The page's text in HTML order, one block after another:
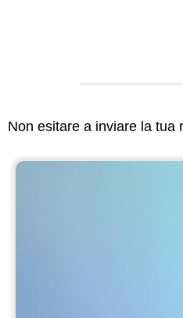
Non esitare a inviare la tua